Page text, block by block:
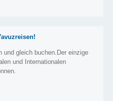
gleich buchen.Der einzige
und Internationalen